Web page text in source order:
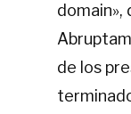
domain»,
de los